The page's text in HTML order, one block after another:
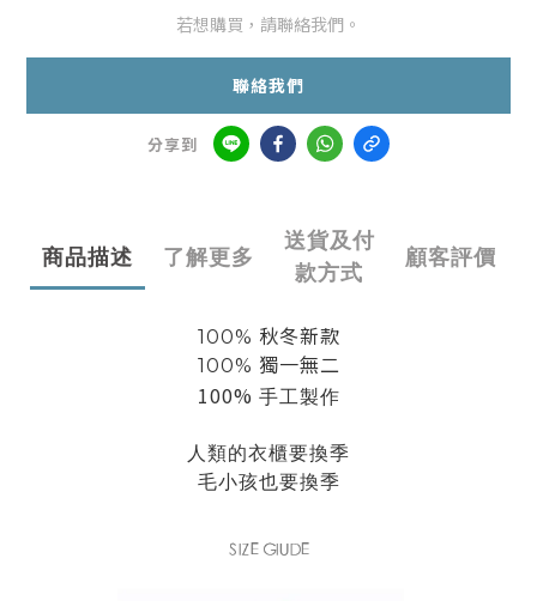
若想購買，請聯絡我們。
聯絡我們
分享到
商品描述 了解更多
送貨及付
款方式
顧客評價
100% 秋冬新款
100% 獨一無二
100% 手工製作
人類的衣櫃要換季
毛小孩也要換季